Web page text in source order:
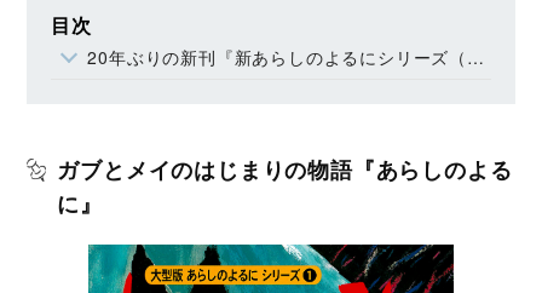
目次
20年ぶりの新刊『新あらしのよるにシリーズ（１） あいことばはあらしのよるに』は大好評発売中！
ガブとメイのはじまりの物語『あらしのよる
に』